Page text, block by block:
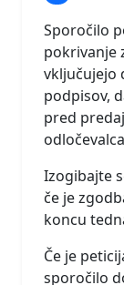
Sporočilo
pokrivanje
vključujejo
podpisov,
pred
Izogibajte
če je
koncu
Če je
sporočilo